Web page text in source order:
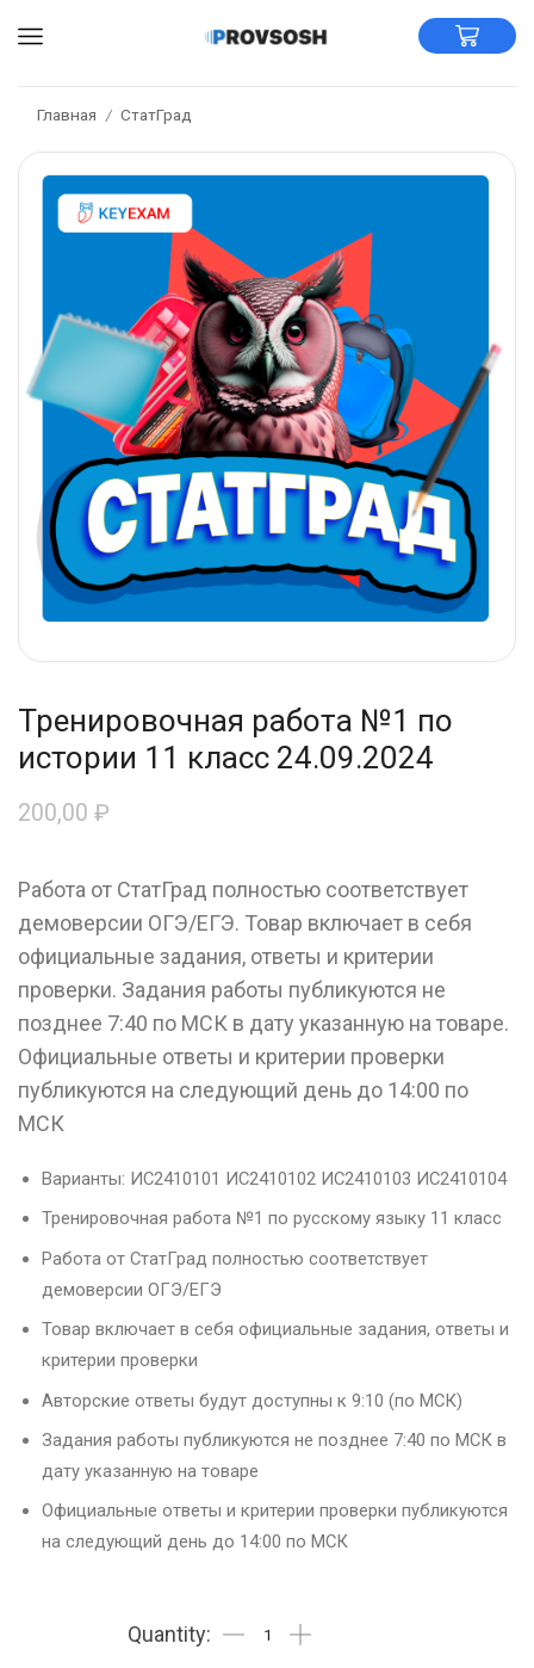
Главная / СтатГрад
Тренировочная работа №1 по
истории 11 класс 24.09.2024
200,00 ₽
Работа от СтатГрад полностью соответствует
демоверсии ОГЭ/ЕГЭ. Товар включает в себя
официальные задания, ответы и критерии
проверки. Задания работы публикуются не
позднее 7:40 по МСК в дату указанную на товаре.
Официальные ответы и критерии проверки
публикуются на следующий день до 14:00 по
МСК
Варианты: ИС2410101 ИС2410102 ИС2410103 ИС2410104
Тренировочная работа №1 по русскому языку 11 класс
Работа от СтатГрад полностью соответствует
демоверсии ОГЭ/ЕГЭ
Товар включает в себя официальные задания, ответы и
критерии проверки
Авторские ответы будут доступны к 9:10 (по МСК)
Задания работы публикуются не позднее 7:40 по МСК в
дату указанную на товаре
Официальные ответы и критерии проверки публикуются
на следующий день до 14:00 по МСК